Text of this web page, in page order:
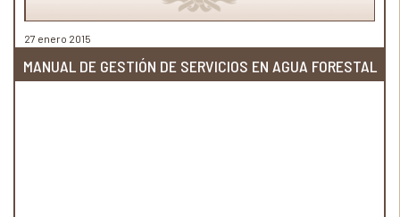
27 enero 2015
MANUAL DE GESTIÓN DE SERVICIOS EN AGUA FORESTAL